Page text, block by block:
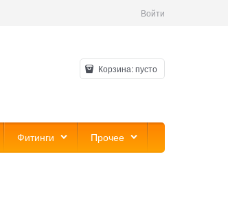
Войти
Корзина:пусто
Фитинги Прочее